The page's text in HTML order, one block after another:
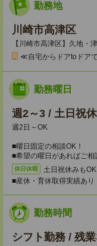
勤務地
川崎市高津区
【川崎市高津区】久地・
≪自宅からドアtoドア
勤務曜日
週2～3 / 土日祝休
週2日～OK
■曜日固定の相談OK！
■希望の曜日があればご相
休日休暇
土日祝休みもOK
■産休・育休取得実績あり
勤務時間
シフト勤務 / 残